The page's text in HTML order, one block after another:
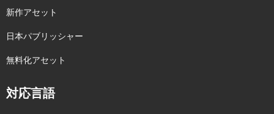
新作アセット
日本パブリッシャー
無料化アセット
対応言語